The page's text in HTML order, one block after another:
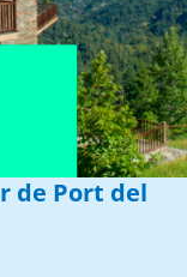
de Port del